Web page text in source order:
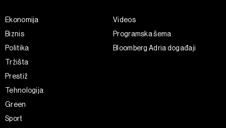
Ekonomija
Biznis
Politika
Tržišta
Prestiž
Tehnologija
Green
Sport
Videos
Programska šema
Bloomberg Adria događaji